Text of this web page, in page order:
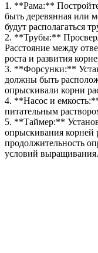
1. **Рама:**
быть деревянная или
будут располагаться
2. **Трубы:**
Расстояние между
роста и развития
3. **Форсунки:**
должны быть
опрыскивали корни
4. **Насос и
питательным
5. **Таймер:**
опрыскивания корней
продолжительность
условий выращивания.